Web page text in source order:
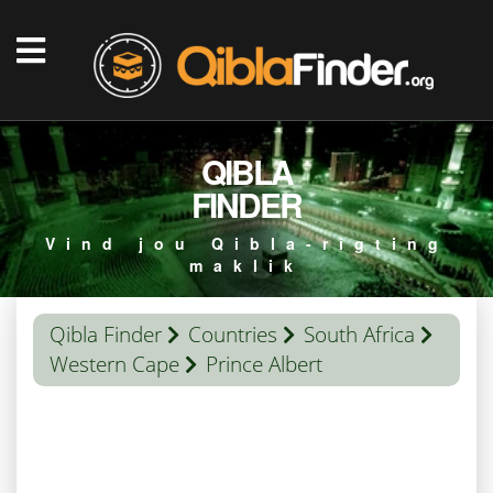
QIBLA
FINDER
Vind jou Qibla-rigting
maklik
Qibla Finder Countries
South Africa
Western Cape
Prince Albert